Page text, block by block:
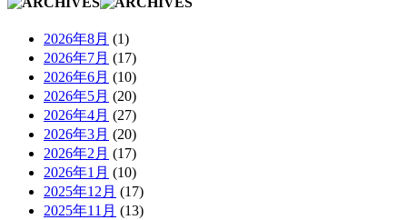
2026年8月 (1)
2026年7月 (17)
2026年6月 (10)
2026年5月 (20)
2026年4月 (27)
2026年3月 (20)
2026年2月 (17)
2026年1月 (10)
2025年12月 (17)
2025年11月 (13)